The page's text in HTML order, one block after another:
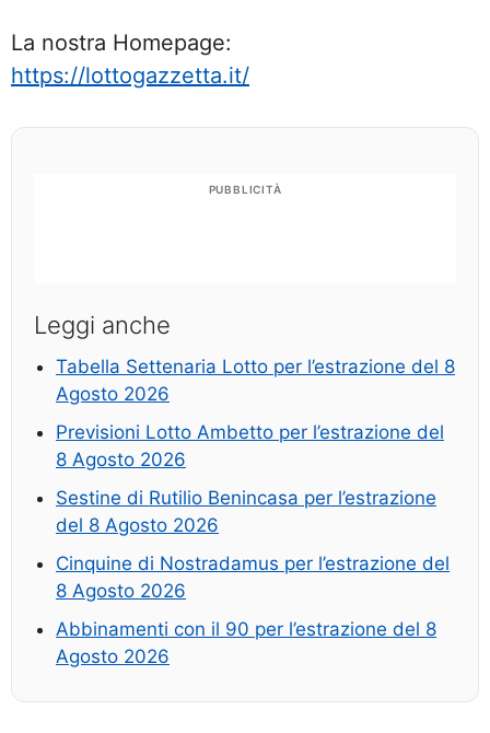
La nostra Homepage:
https://lottogazzetta.it/
PUBBLICITÀ
Leggi anche
Tabella Settenaria Lotto per l’estrazione del 8
Agosto 2026
Previsioni Lotto Ambetto per l’estrazione del
8 Agosto 2026
Sestine di Rutilio Benincasa per l’estrazione
del 8 Agosto 2026
Cinquine di Nostradamus per l’estrazione del
8 Agosto 2026
Abbinamenti con il 90 per l’estrazione del 8
Agosto 2026